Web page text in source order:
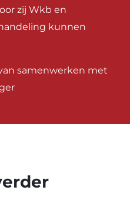
zij Wkb en
kunnen
samenwerken met